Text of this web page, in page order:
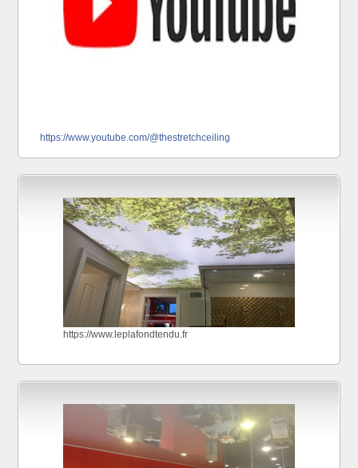
https://www.youtube.com/@thestretchceiling
https://www.leplafondtendu.fr